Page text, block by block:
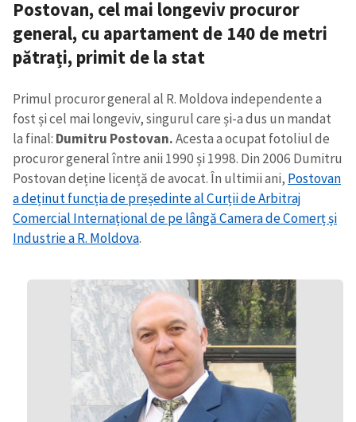
Postovan, cel mai longeviv procuror
general, cu apartament de 140 de metri
pătrați, primit de la stat
Primul procuror general al R. Moldova independente a
fost și cel mai longeviv, singurul care și-a dus un mandat
la final: Dumitru Postovan.Acesta a ocupat fotoliul de
procuror general între anii 1990 și 1998. Din 2006 Dumitru
Postovan deține licență de avocat. În ultimii ani, Postovan
a deținut funcția de președinte al Curții de Arbitraj
Comercial Internațional de pe lângă Camera de Comerț și
Industrie a R. Moldova.